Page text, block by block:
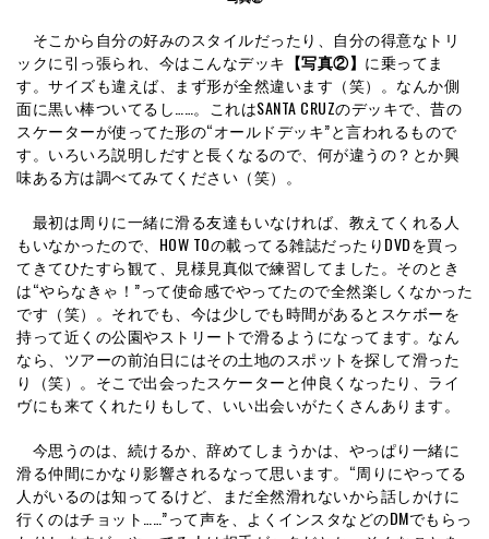
そこから自分の好みのスタイルだったり、自分の得意なトリ
ックに引っ張られ、今はこんなデッキ 【写真②】 に乗ってま
す。サイズも違えば、まず形が全然違います（笑）。なんか側
面に黒い棒ついてるし……。これはSANTA CRUZのデッキで、昔の
スケーターが使ってた形の“オールドデッキ”と言われるもので
す。いろいろ説明しだすと長くなるので、何が違うの？とか興
味ある方は調べてみてください（笑）。
最初は周りに一緒に滑る友達もいなければ、教えてくれる人
もいなかったので、HOW TOの載ってる雑誌だったりDVDを買っ
てきてひたすら観て、見様見真似で練習してました。そのとき
は“やらなきゃ！”って使命感でやってたので全然楽しくなかった
です（笑）。それでも、今は少しでも時間があるとスケボーを
持って近くの公園やストリートで滑るようになってます。なん
なら、ツアーの前泊日にはその土地のスポットを探して滑った
り（笑）。そこで出会ったスケーターと仲良くなったり、ライ
ヴにも来てくれたりもして、いい出会いがたくさんあります。
今思うのは、続けるか、辞めてしまうかは、やっぱり一緒に
滑る仲間にかなり影響されるなって思います。“周りにやってる
人がいるのは知ってるけど、まだ全然滑れないから話しかけに
行くのはチョット……”って声を、よくインスタなどのDMでもらっ